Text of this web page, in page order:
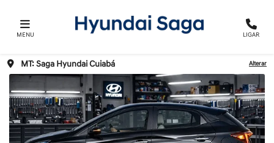
MENU LIGAR
MT: Saga Hyundai Cuiabá Alterar